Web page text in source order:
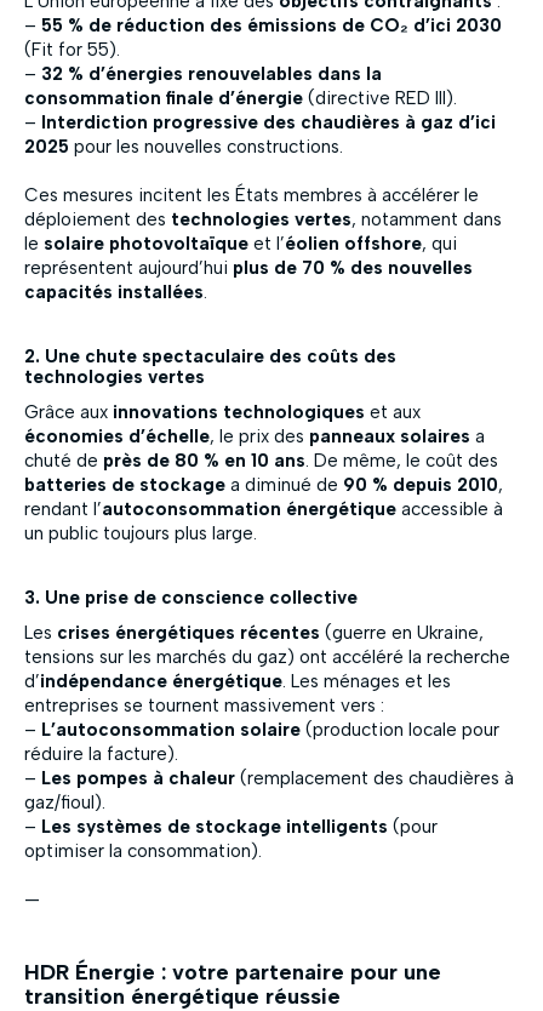
– 55 % de réduction des émissions de CO₂ d’ici 2030
(Fit for 55).
– 32 % d’énergies renouvelables dans la
consommation finale d’énergie (directive RED III).
– Interdiction progressive des chaudières à gaz d’ici
2025 pour les nouvelles constructions.
Ces mesures incitent les États membres à accélérer le
déploiement des technologies vertes, notamment dans
le solaire photovoltaïque et l’éolien offshore, qui
représentent aujourd’hui plus de 70 % des nouvelles
capacités installées.
2. Une chute spectaculaire des coûts des
technologies vertes
Grâce aux innovations technologiques et aux
économies d’échelle, le prix des panneaux solaires a
chuté de près de 80 % en 10 ans. De même, le coût des
batteries de stockage a diminué de 90 % depuis 2010,
rendant l’autoconsommation énergétique accessible à
un public toujours plus large.
3. Une prise de conscience collective
Les crises énergétiques récentes (guerre en Ukraine,
tensions sur les marchés du gaz) ont accéléré la recherche
d’indépendance énergétique. Les ménages et les
entreprises se tournent massivement vers :
– L’autoconsommation solaire (production locale pour
réduire la facture).
– Les pompes à chaleur (remplacement des chaudières à
gaz/fioul).
– Les systèmes de stockage intelligents (pour
optimiser la consommation).
—
HDR Énergie : votre partenaire pour une
transition énergétique réussie